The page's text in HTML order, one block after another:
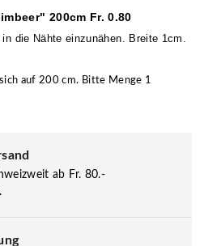
200cm Fr. 0.80
die Nähte einzunähen. Breite 1cm.
auf 200 cm. Bitte Menge 1
ab Fr. 80.-